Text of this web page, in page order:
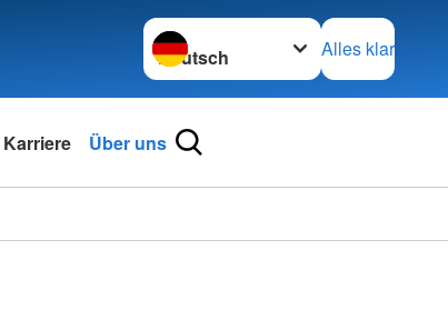
Sprache wechseln zu
Alles klar
Karriere Über uns